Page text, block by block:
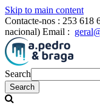
Skip to main content
Contacte-nos : 253 618
nacional) Email :
Search